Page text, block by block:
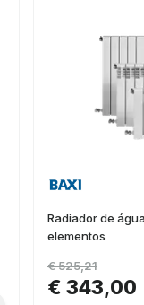
Radiador de
elementos
€ 343,00
€ 525,21